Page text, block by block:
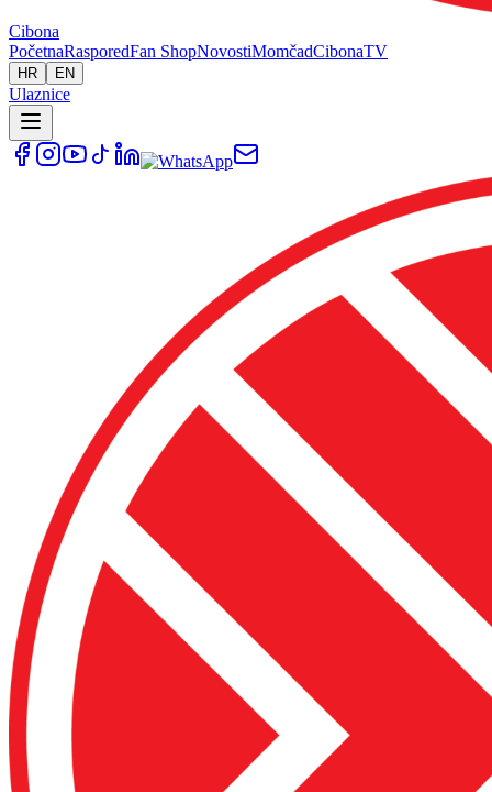
Cibona
PočetnaRasporedFan ShopNovostiMomčadCibonaTV
HR EN
Ulaznice